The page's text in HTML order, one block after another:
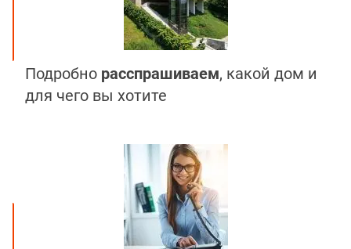
Подробно расспрашиваем, какой дом и
для чего вы хотите